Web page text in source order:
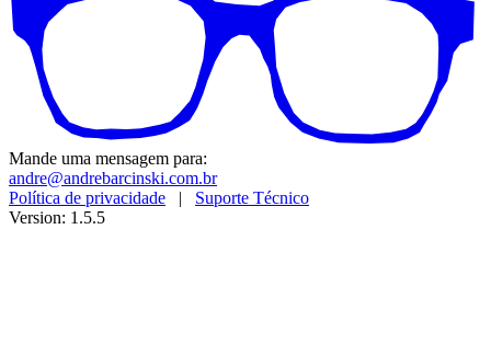
Mande uma mensagem para:
andre@andrebarcinski.com.br
Política de privacidade | Suporte Técnico
Version: 1.5.5